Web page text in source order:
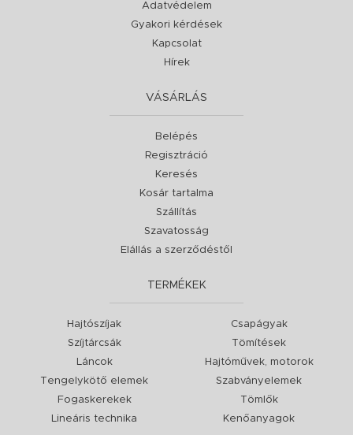
Adatvédelem
Gyakori kérdések
Kapcsolat
Hírek
VÁSÁRLÁS
Belépés
Regisztráció
Keresés
Kosár tartalma
Szállítás
Szavatosság
Elállás a szerződéstől
TERMÉKEK
Hajtószíjak
Szíjtárcsák
Láncok
Tengelykötő elemek
Fogaskerekek
Lineáris technika
Csapágyak
Tömítések
Hajtóművek, motorok
Szabványelemek
Tömlők
Kenőanyagok